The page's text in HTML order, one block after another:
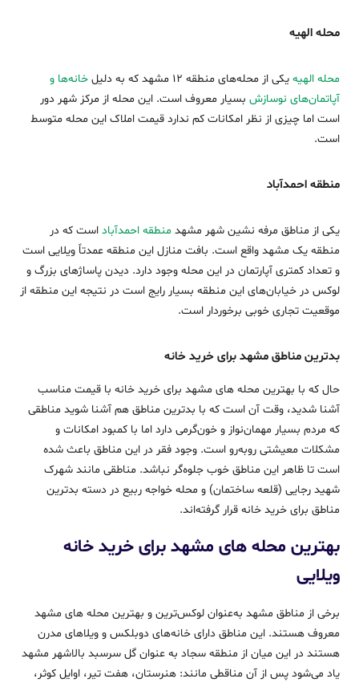
محله الهیه
محله الهیه یکی از محله‌های منطقه 12 مشهد که به دلیل
خانه‌ها و
آپاتمان‌های نوسازش بسیار معروف است. این محله از مرکز شهر دور
است اما چیزی از نظر امکانات کم ندارد قیمت‌ املاک این محله متوسط
است.
منطقه احمدآباد
یکی از مناطق مرفه ‌نشین شهر مشهد منطقه احمدآباد است که در
منطقه یک مشهد واقع است. بافت منازل این منطقه عمدتاً ویلایی است
و تعداد کمتری آپارتمان در این محله وجود دارد. دیدن پاساژهای بزرگ و
لوکس در خیابان‌های این منطقه بسیار رایج است در نتیجه این منطقه از
موقعیت تجاری خوبی برخوردار است.
بدترین مناطق مشهد برای خرید خانه
حال که با بهترین محله‌ های مشهد برای خرید خانه با قیمت مناسب
آشنا شدید، وقت آن است که با بدترین مناطق هم آشنا شوید مناطقی
که مردم بسیار مهمان‌نواز و خون‌گرمی دارد اما با کمبود امکانات و
مشکلات معیشتی رو‌به‌رو است. وجود فقر در این مناطق باعث شده
است تا ظاهر این مناطق خوب جلوه‌گر نباشد. مناطقی مانند شهرک
شهید رجایی (قلعه ساختمان) و محله خواجه ربیع در دسته بدترین
مناطق برای خرید خانه قرار گرفته‌اند.
بهترین محله‌ های مشهد برای خرید خانه
ویلایی
برخی از مناطق مشهد به‌عنوان لوکس‌ترین و بهترین محله‌ های مشهد
معروف هستند. این مناطق دارای خانه‌های دوبلکس و ویلاهای مدرن
هستند در این میان از منطقه سجاد به عنوان گل سرسبد بالاشهر مشهد
یاد می‌شود پس از آن مناقطی مانند: هنرستان، هفت تیر، اوایل کوثر،